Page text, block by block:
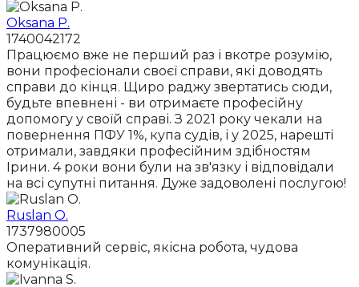
Oksana P.
1740042172
Працюємо вже не перший раз і вкотре розумію,
вони професіонали своєї справи, які доводять
справи до кінця. Щиро раджу звертатись сюди,
будьте впевнені - ви отримаєте професійну
допомогу у своїй справі. З 2021 року чекали на
повернення ПФУ 1%, купа судів, і у 2025, нарешті
отримали, завдяки професійним здібностям
Ірини. 4 роки вони були на зв'язку і відповідали
на всі супутні питання. Дуже задоволені послугою!
Ruslan O.
1737980005
Оперативний сервіс, якісна робота, чудова
комунікація.